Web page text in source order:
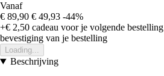
Vanaf
€ 89,90 € 49,93 -44%
+€ 2,50 cadeau voor je volgende bestelling
bevestiging van je bestelling
Loading...
Beschrijving